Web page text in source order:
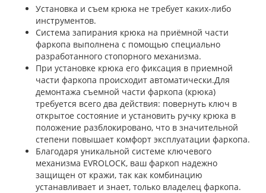
Установка и съем крюка не требует каких-либо
инструментов.
Система запирания крюка на приёмной части
фаркопа выполнена с помощью специально
разработанного стопорного механизма.
При установке крюка его фиксация в приемной
части фаркопа происходит автоматически.Для
демонтажа съемной части фаркопа (крюка)
требуется всего два действия: повернуть ключ в
открытое состояние и установить ручку крюка в
положение разблокировано, что в значительной
степени повышает комфорт эксплуатации фаркопа.
Благодаря уникальной системе ключевого
механизма EVROLOCK, ваш фаркоп надежно
защищен от кражи, так как комбинацию
устанавливает и знает, только владелец фаркопа.